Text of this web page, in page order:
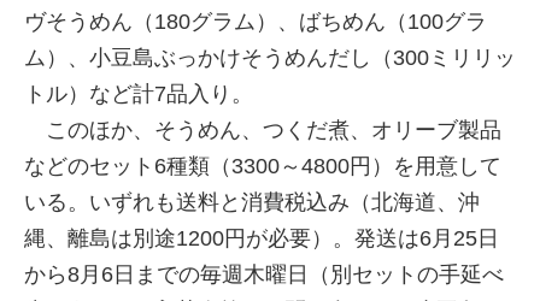
ヴそうめん（180グラム）、ばちめん（100グラ
ム）、小豆島ぶっかけそうめんだし（300ミリリッ
トル）など計7品入り。
このほか、そうめん、つくだ煮、オリーブ製品
などのセット6種類（3300～4800円）を用意して
いる。いずれも送料と消費税込み（北海道、沖
縄、離島は別途1200円が必要）。発送は6月25日
から8月6日までの毎週木曜日（別セットの手延べ